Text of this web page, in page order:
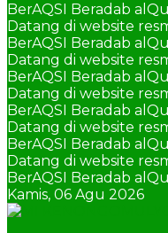
BerAQSI Beradab
Datang di website
BerAQSI Beradab
Datang di website
BerAQSI Beradab
Datang di website
BerAQSI Beradab
Datang di website
BerAQSI Beradab
Datang di website
BerAQSI Beradab
Kamis, 06 Agu 2026